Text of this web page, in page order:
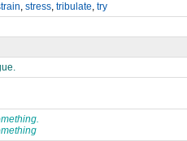
, stress, tribulate, try